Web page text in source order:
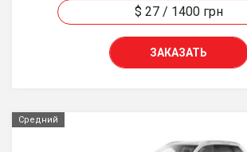
$ 27/ 1400 грн
ЗАКАЗАТЬ
Средний